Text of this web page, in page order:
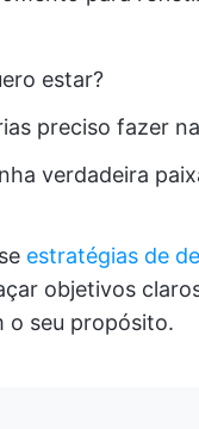
estar?
preciso fazer
verdadeira
estratégias de
objetivos
o seu propósito.